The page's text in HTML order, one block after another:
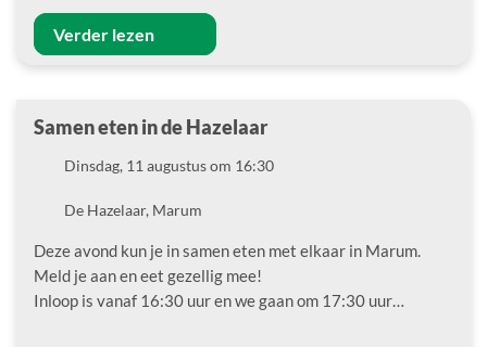
Verder lezen
Samen eten in de Hazelaar
DatumDinsdag, 11 augustus om 16:30
LocatieDe Hazelaar, Marum
Deze avond kun je in samen eten met elkaar in Marum.
Meld je aan en eet gezellig mee!
Inloop is vanaf 16:30 uur en we gaan om 17:30 uur…